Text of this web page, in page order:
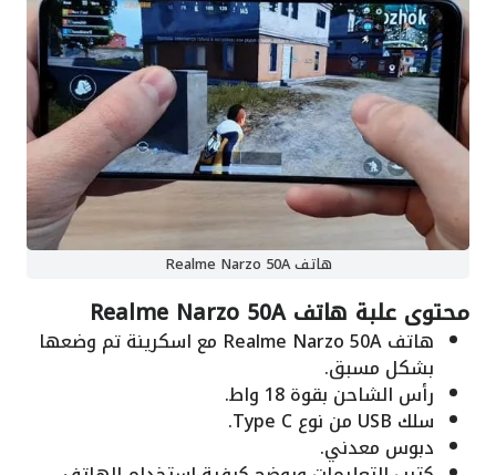
هاتف Realme Narzo 50A
محتوى علبة هاتف Realme Narzo 50A
هاتف Realme Narzo 50A مع اسكرينة تم وضعها
بشكل مسبق.
رأس الشاحن بقوة 18 واط.
سلك USB من نوع Type C.
دبوس معدني.